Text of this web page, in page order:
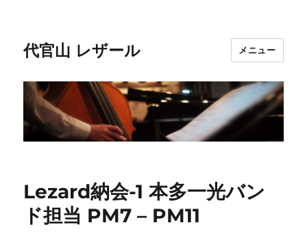
代官山 レザール メニュー
Lezard納会-1 本多一光バン
ド担当 PM7 – PM11